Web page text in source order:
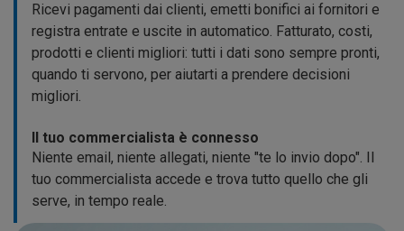
Ricevi pagamenti dai clienti, emetti bonifici ai fornitori e
registra entrate e uscite in automatico. Fatturato, costi,
prodotti e clienti migliori: tutti i dati sono sempre pronti,
quando ti servono, per aiutarti a prendere decisioni
migliori.
Il tuo commercialista è connesso
Niente email, niente allegati, niente "te lo invio dopo". Il
tuo commercialista accede e trova tutto quello che gli
serve, in tempo reale.